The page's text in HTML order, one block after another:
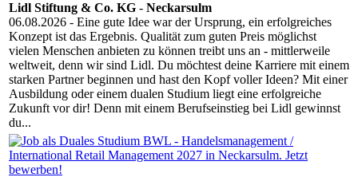
Lidl Stiftung & Co. KG - Neckarsulm
06.08.2026 - Eine gute Idee war der Ursprung, ein erfolgreiches
Konzept ist das Ergebnis. Qualität zum guten Preis möglichst
vielen Menschen anbieten zu können treibt uns an - mittlerweile
weltweit, denn wir sind Lidl. Du möchtest deine Karriere mit einem
starken Partner beginnen und hast den Kopf voller Ideen? Mit einer
Ausbildung oder einem dualen Studium liegt eine erfolgreiche
Zukunft vor dir! Denn mit einem Berufseinstieg bei Lidl gewinnst
du...